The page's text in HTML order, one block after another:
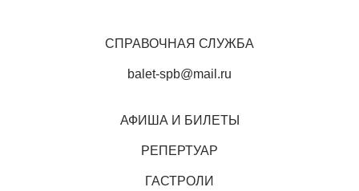
АФИША И БИЛЕТЫ
РЕПЕРТУАР
ГАСТРОЛИ
СПРАВОЧНАЯ СЛУЖБА
balet-spb@mail.ru